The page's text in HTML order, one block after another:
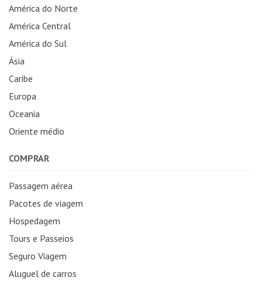
América do Norte
América Central
América do Sul
Ásia
Caribe
Europa
Oceania
Oriente médio
COMPRAR
Passagem aérea
Pacotes de viagem
Hospedagem
Tours e Passeios
Seguro Viagem
Aluguel de carros